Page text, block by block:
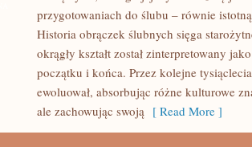
NAJNOWSZE
przygotowaniach do ślubu – równie
Historia obrączek ślubnych sięga
okrągły kształt został zinterpretowany
początku i końca. Przez kolejne
ewoluował, absorbując różne kulturowe
ale zachowując swoją [ Read More ]